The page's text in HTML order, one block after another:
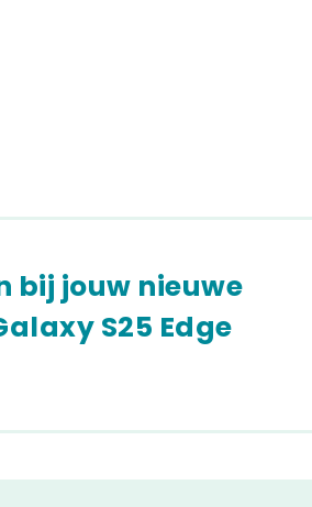
bij jouw nieuwe
S25 Edge